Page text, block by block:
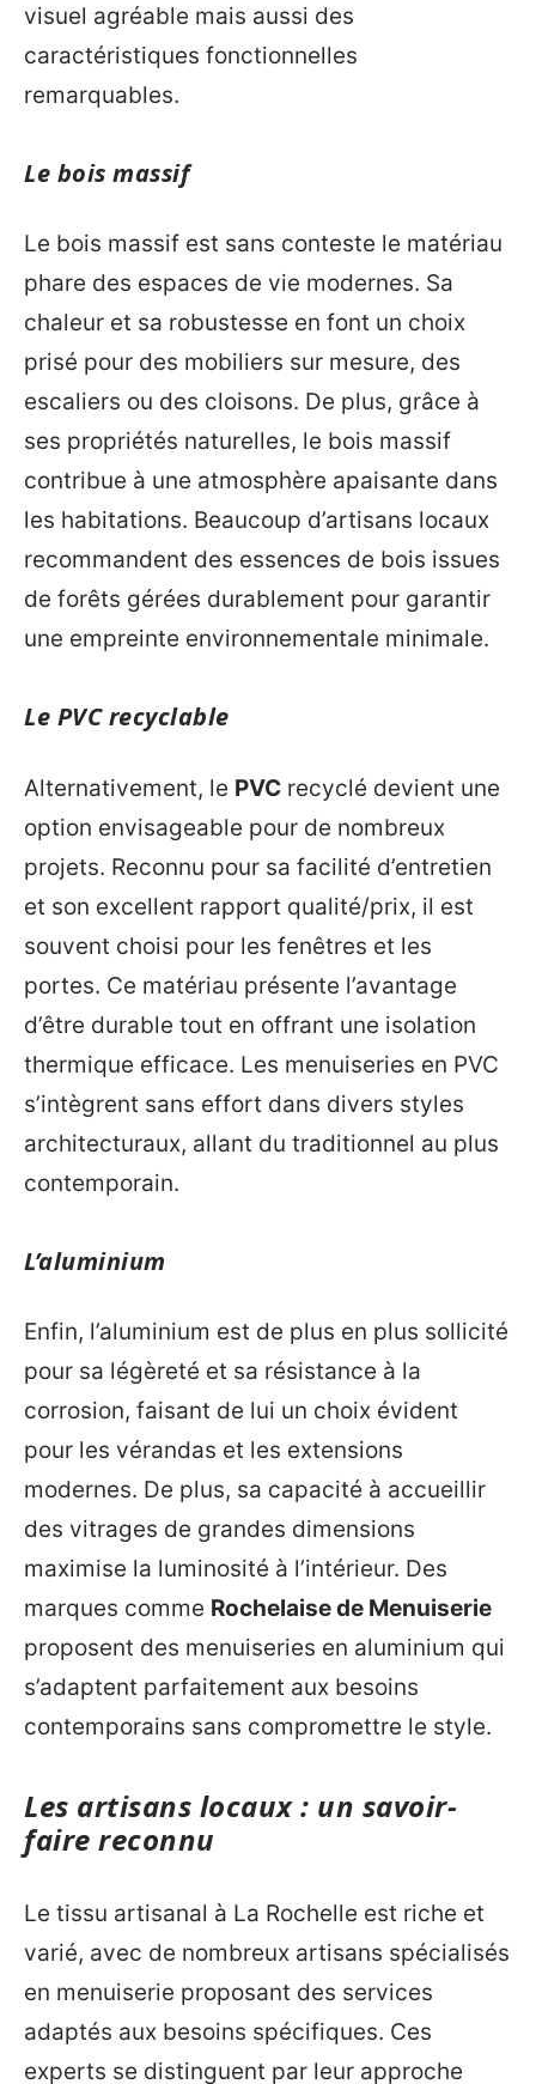
visuel agréable mais aussi des
caractéristiques fonctionnelles
remarquables.
Le bois massif
Le bois massif est sans conteste le matériau
phare des espaces de vie modernes. Sa
chaleur et sa robustesse en font un choix
prisé pour des mobiliers sur mesure, des
escaliers ou des cloisons. De plus, grâce à
ses propriétés naturelles, le bois massif
contribue à une atmosphère apaisante dans
les habitations. Beaucoup d’artisans locaux
recommandent des essences de bois issues
de forêts gérées durablement pour garantir
une empreinte environnementale minimale.
Le PVC recyclable
Alternativement, le PVC recyclé devient une
option envisageable pour de nombreux
projets. Reconnu pour sa facilité d’entretien
et son excellent rapport qualité/prix, il est
souvent choisi pour les fenêtres et les
portes. Ce matériau présente l’avantage
d’être durable tout en offrant une isolation
thermique efficace. Les menuiseries en PVC
s’intègrent sans effort dans divers styles
architecturaux, allant du traditionnel au plus
contemporain.
L’aluminium
Enfin, l’aluminium est de plus en plus sollicité
pour sa légèreté et sa résistance à la
corrosion, faisant de lui un choix évident
pour les vérandas et les extensions
modernes. De plus, sa capacité à accueillir
des vitrages de grandes dimensions
maximise la luminosité à l’intérieur. Des
marques comme Rochelaise de Menuiserie
proposent des menuiseries en aluminium qui
s’adaptent parfaitement aux besoins
contemporains sans compromettre le style.
Les artisans locaux : un savoir-
faire reconnu
Le tissu artisanal à La Rochelle est riche et
varié, avec de nombreux artisans spécialisés
en menuiserie proposant des services
adaptés aux besoins spécifiques. Ces
experts se distinguent par leur approche